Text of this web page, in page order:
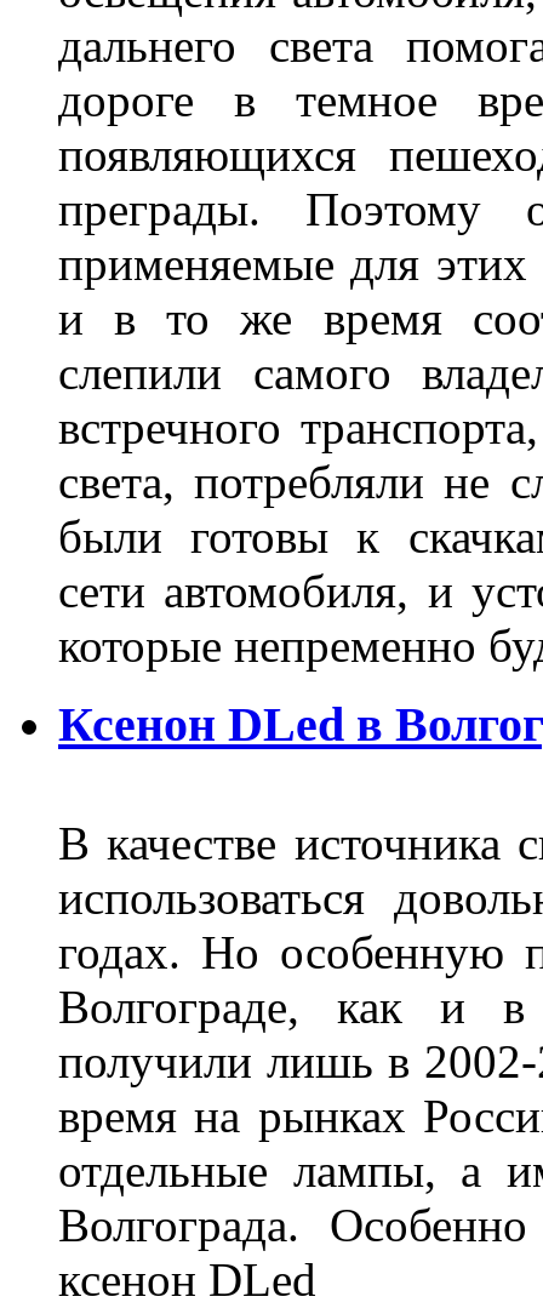
дальнего света
дороге в темное
появляющихся
преграды. Поэтому
применяемые для
и в то же время
слепили самого
встречного
света, потребляли не
были готовы к
сети автомобиля, и
которые непременно
Ксенон DLed в
В качестве источника
использоваться
годах. Но особенную
Волгограде, как и
получили лишь в
время на рынках
отдельные лампы, а
Волгограда.
ксенон DLed